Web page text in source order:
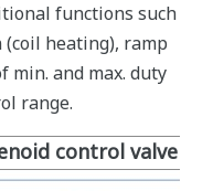
functions such
heating), ramp
min. and max. duty
range.
control valve